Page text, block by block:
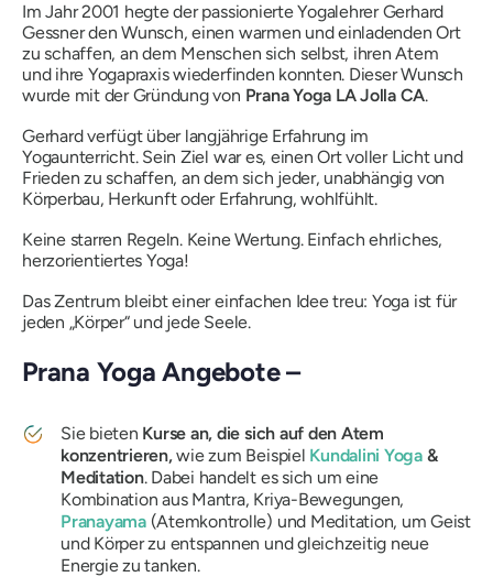
Im Jahr 2001 hegte der passionierte Yogalehrer Gerhard
Gessner den Wunsch, einen warmen und einladenden Ort
zu schaffen, an dem Menschen sich selbst, ihren Atem
und ihre Yogapraxis wiederfinden konnten. Dieser Wunsch
wurde mit der Gründung von Prana Yoga LA Jolla CA.
Gerhard verfügt über langjährige Erfahrung im
Yogaunterricht. Sein Ziel war es, einen Ort voller Licht und
Frieden zu schaffen, an dem sich jeder, unabhängig von
Körperbau, Herkunft oder Erfahrung, wohlfühlt.
Keine starren Regeln. Keine Wertung. Einfach ehrliches,
herzorientiertes Yoga!
Das Zentrum bleibt einer einfachen Idee treu: Yoga ist für
jeden „Körper“ und jede Seele.
Prana Yoga Angebote –
Sie bieten Kurse an, die sich auf den Atem
konzentrieren,wie zum Beispiel Kundalini Yoga&
Meditation. Dabei handelt es sich um eine
Kombination aus Mantra, Kriya-Bewegungen,
Pranayama(Atemkontrolle) und Meditation, um Geist
und Körper zu entspannen und gleichzeitig neue
Energie zu tanken.